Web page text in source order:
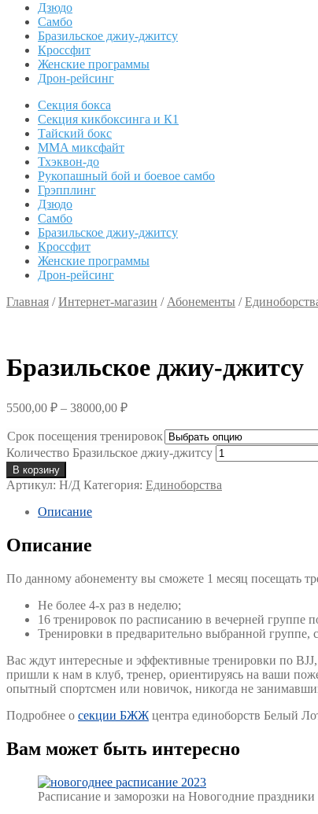
Дзюдо
Самбо
Бразильское джиу-джитсу
Кроссфит
Женские программы
Дрон-рейсинг
Секция бокса
Секция кикбоксинга и К1
Тайский бокс
MMA миксфайт
Тхэквон-до
Рукопашный бой и боевое самбо
Грэпплинг
Дзюдо
Самбо
Бразильское джиу-джитсу
Кроссфит
Женские программы
Дрон-рейсинг
Главная /Интернет-магазин /Абонементы /
Бразильское джиу-джитсу
5500,00 ₽ – 38000,00 ₽
Срок посещения тренировок
Количество Бразильское джиу-джитсу
В корзину
Артикул: Н/Д Категория: Единоборства
Описание
Описание
По данному абонементу вы сможете 1 месяц посещать
Не более 4-х раз в неделю;
16 тренировок по расписанию в вечерней группе
Тренировки в предварительно выбранной группе,
Вас ждут интересные и эффективные тренировки по
пришли к нам в клуб, тренер, ориентируясь на ваши
опытный спортсмен или новичок, никогда не
Подробнее о секции БЖЖ центра единоборств Белый
Вам может быть интересно
Gallery
Расписание и заморозки на Новогодние праздники